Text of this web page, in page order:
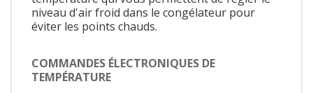
niveau d'air froid dans le congélateur pour
éviter les points chauds.
COMMANDES ÉLECTRONIQUES DE
TEMPÉRATURE